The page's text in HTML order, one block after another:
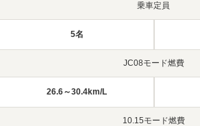
乗車定員
5名
JC08モード燃費
26.6～30.4km/L
10.15モード燃費